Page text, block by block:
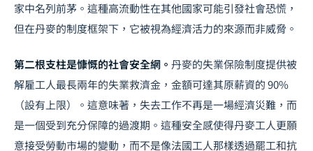
家中名列前茅。這種高流動性在其他國家可能引發社會恐慌，
但在丹麥的制度框架下，它被視為經濟活力的來源而非威脅。
第二根支柱是慷慨的社會安全網。 丹麥的失業保險制度提供被
解雇工人最長兩年的失業救濟金，金額可達其原薪資的 90%
（設有上限）。這意味著，失去工作不再是一場經濟災難，而
是一個受到充分保障的過渡期。這種安全感使得丹麥工人更願
意接受勞動市場的變動，而不是像法國工人那樣透過罷工和抗